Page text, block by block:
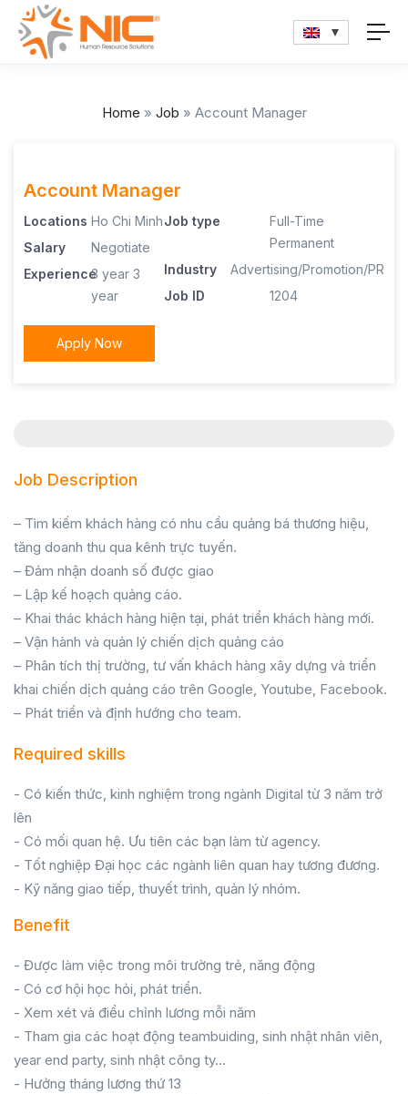
Home » Job » Account Manager
Account Manager
Locations Ho Chi Minh
Salary
Negotiate
Experience3 year 3
year
Job type
Full-Time
Permanent
Industry
Advertising/Promotion/PR
Job ID
1204
Apply Now
Job Description
– Tìm kiếm khách hàng có nhu cầu quảng bá thương hiệu,
tăng doanh thu qua kênh trực tuyến.
– Đảm nhận doanh số được giao
– Lập kế hoạch quảng cáo.
– Khai thác khách hàng hiện tại, phát triển khách hàng mới.
– Vận hành và quản lý chiến dịch quảng cáo
– Phân tích thị trường, tư vấn khách hàng xây dựng và triển
khai chiến dịch quảng cáo trên Google, Youtube, Facebook.
– Phát triển và định hướng cho team.
Required skills
- Có kiến thức, kinh nghiệm trong ngành Digital từ 3 năm trở
lên
- Có mối quan hệ. Ưu tiên các bạn làm từ agency.
- Tốt nghiệp Đại học các ngành liên quan hay tương đương.
- Kỹ năng giao tiếp, thuyết trình, quản lý nhóm.
Benefit
- Được làm việc trong môi trường trẻ, năng động
- Có cơ hội học hỏi, phát triển.
- Xem xét và điểu chỉnh lương mỗi năm
- Tham gia các hoạt động teambuiding, sinh nhật nhân viên,
year end party, sinh nhật công ty…
- Hưởng tháng lương thứ 13